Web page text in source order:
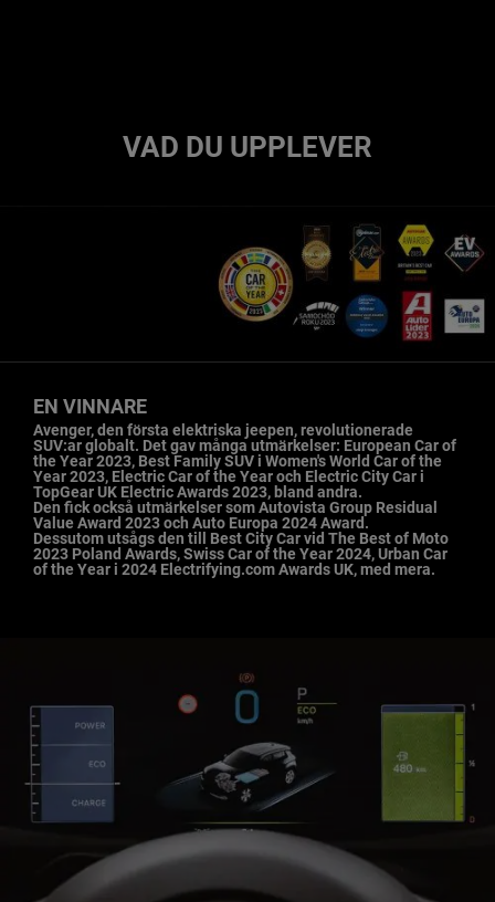
VAD DU UPPLEVER
EN VINNARE
Avenger, den första elektriska jeepen, revolutionerade
SUV:ar globalt. Det gav många utmärkelser: European Car of
the Year 2023, Best Family SUV i Women's World Car of the
Year 2023, Electric Car of the Year och Electric City Car i
TopGear UK Electric Awards 2023, bland andra.
Den fick också utmärkelser som Autovista Group Residual
Value Award 2023 och Auto Europa 2024 Award.
Dessutom utsågs den till Best City Car vid The Best of Moto
2023 Poland Awards, Swiss Car of the Year 2024, Urban Car
of the Year i 2024 Electrifying.com Awards UK, med mera.